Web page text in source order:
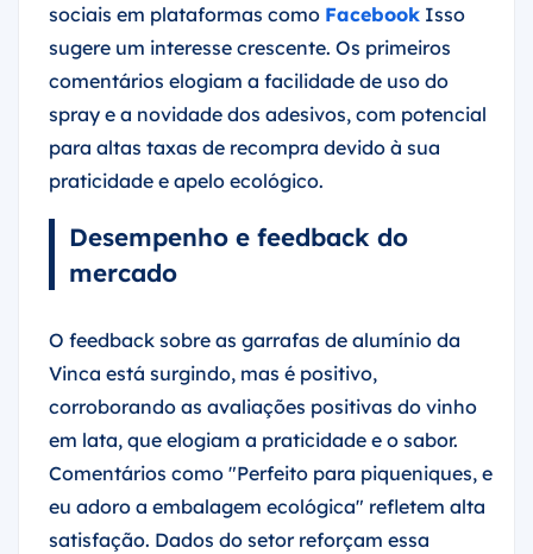
sociais em plataformas como Facebook Isso
sugere um interesse crescente. Os primeiros
comentários elogiam a facilidade de uso do
spray e a novidade dos adesivos, com potencial
para altas taxas de recompra devido à sua
praticidade e apelo ecológico.
Desempenho e feedback do
mercado
O feedback sobre as garrafas de alumínio da
Vinca está surgindo, mas é positivo,
corroborando as avaliações positivas do vinho
em lata, que elogiam a praticidade e o sabor.
Comentários como "Perfeito para piqueniques, e
eu adoro a embalagem ecológica" refletem alta
satisfação. Dados do setor reforçam essa